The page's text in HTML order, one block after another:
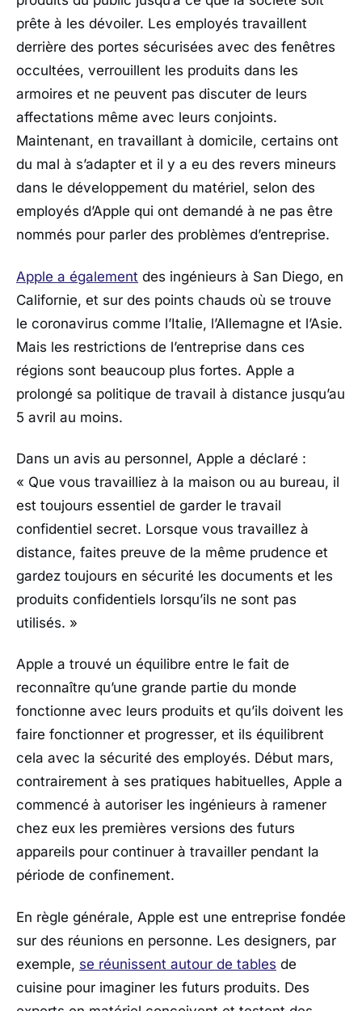
prête à les dévoiler. Les employés travaillent
derrière des portes sécurisées avec des fenêtres
occultées, verrouillent les produits dans les
armoires et ne peuvent pas discuter de leurs
affectations même avec leurs conjoints.
Maintenant, en travaillant à domicile, certains ont
du mal à s’adapter et il y a eu des revers mineurs
dans le développement du matériel, selon des
employés d’Apple qui ont demandé à ne pas être
nommés pour parler des problèmes d’entreprise.
Apple a également des ingénieurs à San Diego, en
Californie, et sur des points chauds où se trouve
le coronavirus comme l’Italie, l’Allemagne et l’Asie.
Mais les restrictions de l’entreprise dans ces
régions sont beaucoup plus fortes. Apple a
prolongé sa politique de travail à distance jusqu’au
5 avril au moins.
Dans un avis au personnel, Apple a déclaré :
« Que vous travailliez à la maison ou au bureau, il
est toujours essentiel de garder le travail
confidentiel secret. Lorsque vous travaillez à
distance, faites preuve de la même prudence et
gardez toujours en sécurité les documents et les
produits confidentiels lorsqu’ils ne sont pas
utilisés. »
Apple a trouvé un équilibre entre le fait de
reconnaître qu’une grande partie du monde
fonctionne avec leurs produits et qu’ils doivent les
faire fonctionner et progresser, et ils équilibrent
cela avec la sécurité des employés. Début mars,
contrairement à ses pratiques habituelles, Apple a
commencé à autoriser les ingénieurs à ramener
chez eux les premières versions des futurs
appareils pour continuer à travailler pendant la
période de confinement.
En règle générale, Apple est une entreprise fondée
sur des réunions en personne. Les designers, par
exemple, se réunissent autour de tables de
cuisine pour imaginer les futurs produits. Des